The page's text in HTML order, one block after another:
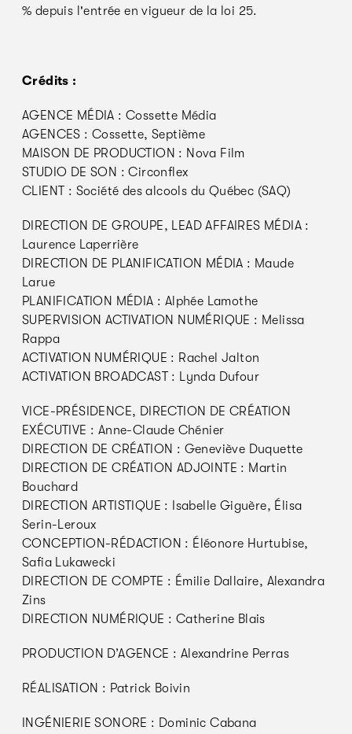
% depuis l'entrée en vigueur de la loi 25.
Crédits :
AGENCE MÉDIA : Cossette Média
AGENCES : Cossette, Septième
MAISON DE PRODUCTION : Nova Film
STUDIO DE SON : Circonflex
CLIENT : Société des alcools du Québec (SAQ)
DIRECTION DE GROUPE, LEAD AFFAIRES MÉDIA :
Laurence Laperrière
DIRECTION DE PLANIFICATION MÉDIA : Maude
Larue
PLANIFICATION MÉDIA : Alphée Lamothe
SUPERVISION ACTIVATION NUMÉRIQUE : Melissa
Rappa
ACTIVATION NUMÉRIQUE : Rachel Jalton
ACTIVATION BROADCAST : Lynda Dufour
VICE-PRÉSIDENCE, DIRECTION DE CRÉATION
EXÉCUTIVE : Anne-Claude Chénier
DIRECTION DE CRÉATION : Geneviève Duquette
DIRECTION DE CRÉATION ADJOINTE : Martin
Bouchard
DIRECTION ARTISTIQUE : Isabelle Giguère, Élisa
Serin-Leroux
CONCEPTION-RÉDACTION : Éléonore Hurtubise,
Safia Lukawecki
DIRECTION DE COMPTE : Émilie Dallaire, Alexandra
Zins
DIRECTION NUMÉRIQUE : Catherine Blais
PRODUCTION D’AGENCE : Alexandrine Perras
RÉALISATION : Patrick Boivin
INGÉNIERIE SONORE : Dominic Cabana